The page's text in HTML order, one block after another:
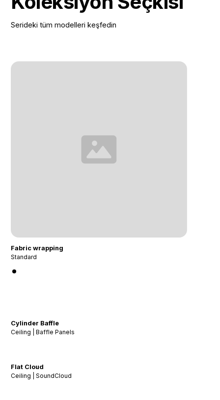
Serideki tüm modelleri keşfedin
Fabric wrapping
Standard
Cylinder Baffle
Ceiling | Baffle Panels
Flat Cloud
Ceiling | SoundCloud